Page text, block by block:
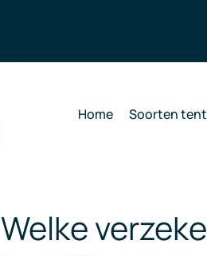
Home Soorten
Welke